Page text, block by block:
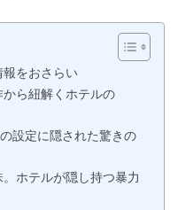
報をおさらい
ら紐解くホテルの
設定に隠された驚きの
ホテルが隠し持つ暴力